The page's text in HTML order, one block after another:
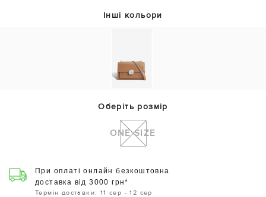
Інші кольори
Оберіть розмір
ONE SIZE
При оплаті онлайн безкоштовна
доставка від 3000 грн*
Термін доставки: 11 сер - 12 сер